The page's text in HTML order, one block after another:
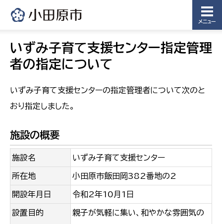
メニュー
いずみ子育て支援センター指定管理
者の指定について
いずみ子育て支援センターの指定管理者について次のと
おり指定しました。
施設の概要
施設名 いずみ子育て支援センター
所在地 小田原市飯田岡382番地の2
開設年月日 令和2年10月1日
設置目的
親子が気軽に集い、和やかな雰囲気の